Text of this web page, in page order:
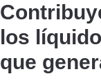
los
que